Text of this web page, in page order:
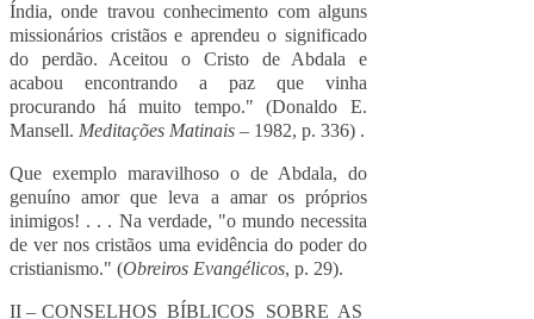
Índia, onde travou conhecimento com alguns
missionários cristãos e aprendeu o significado
do perdão. Aceitou o Cristo de Abdala e
acabou encontrando a paz que vinha
procurando há muito tempo." (Donaldo E.
Mansell. Meditações Matinais – 1982, p. 336) .
Que exemplo maravilhoso o de Abdala, do
genuíno amor que leva a amar os próprios
inimigos! . . . Na verdade, "o mundo necessita
de ver nos cristãos uma evidência do poder do
cristianismo." (Obreiros Evangélicos, p. 29).
II – CONSELHOS BÍBLICOS SOBRE AS